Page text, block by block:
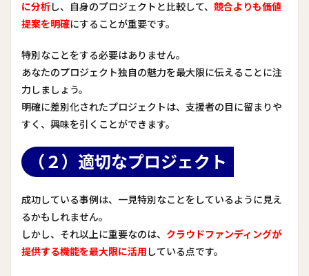
に分析し、自身のプロジェクトと比較して、 競合よりも価値
提案を明確にすることが重要です。
特別なことをする必要はありません。
あなたのプロジェクト独自の魅力を最大限に伝えることに注
力しましょう。
明確に差別化されたプロジェクトは、支援者の目に留まりや
すく、興味を引くことができます。
（２）適切なプロジェクト
成功している事例は、一見特別なことをしているように見え
るかもしれません。
しかし、それ以上に重要なのは、 クラウドファンディングが
提供する機能を最大限に活用 している点です。